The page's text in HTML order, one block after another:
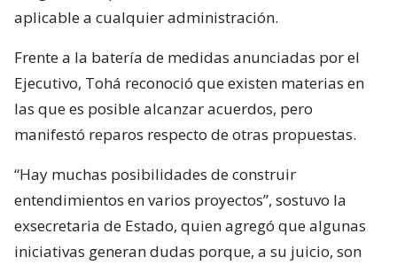
aplicable a cualquier administración.
Frente a la batería de medidas anunciadas por el
Ejecutivo, Tohá reconoció que existen materias en
las que es posible alcanzar acuerdos, pero
manifestó reparos respecto de otras propuestas.
“Hay muchas posibilidades de construir
entendimientos en varios proyectos”, sostuvo la
exsecretaria de Estado, quien agregó que algunas
iniciativas generan dudas porque, a su juicio, son